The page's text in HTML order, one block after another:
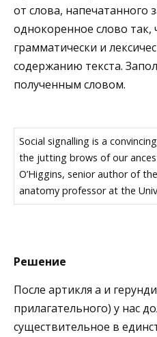
от слова, напечатанного
однокоренное слово так,
грамматически и
содержанию текста.
полученным словом.
Social signalling is a convincing
the jutting brows of our
O’Higgins, senior author of
anatomy professor at the
Решение
После артикля a и
прилагательного) у нас
существительное в